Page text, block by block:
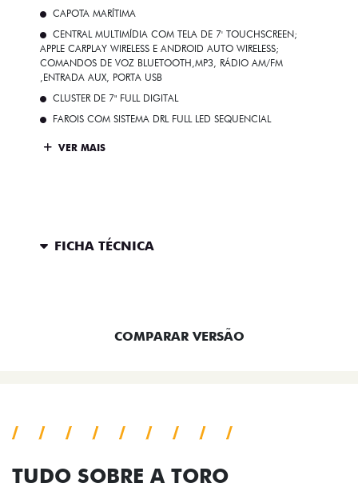
CAPOTA MARÍTIMA
CENTRAL MULTIMÍDIA COM TELA DE 7' TOUCHSCREEN;
APPLE CARPLAY WIRELESS E ANDROID AUTO WIRELESS;
COMANDOS DE VOZ BLUETOOTH,MP3, RÁDIO AM/FM
,ENTRADA AUX, PORTA USB
CLUSTER DE 7" FULL DIGITAL
FAROIS COM SISTEMA DRL FULL LED SEQUENCIAL
VER MAIS
FICHA TÉCNICA
COMPARAR VERSÃO
TUDO SOBRE A TORO